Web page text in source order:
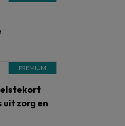
uit zorg en